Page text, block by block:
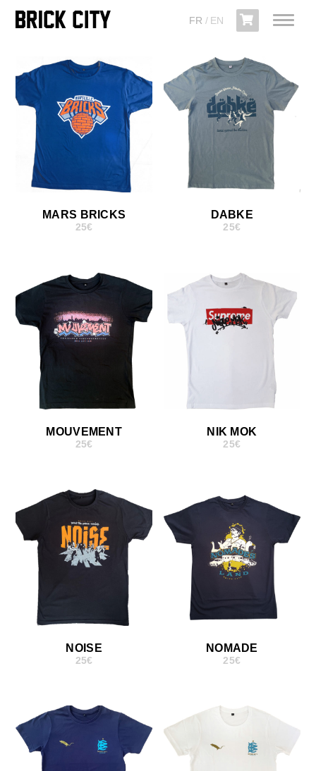
FR EN
MARS BRICKS
25€
DABKE
25€
MOUVEMENT
25€
NIK MOK
25€
NOISE
25€
NOMADE
25€